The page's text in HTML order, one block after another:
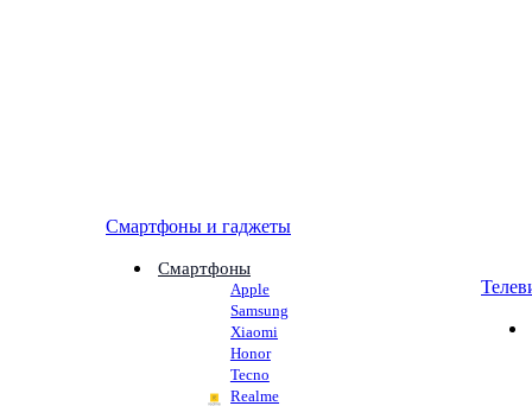
Смартфоны и гаджеты
Смартфоны
Apple
Samsung
Xiaomi
Honor
Tecno
Realme